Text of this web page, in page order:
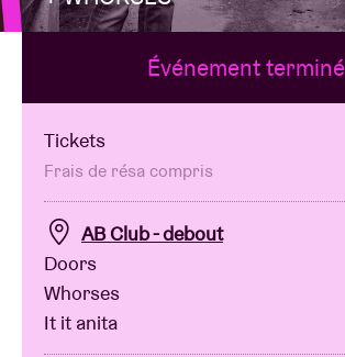
Location de salles
BRDCST
ABtv
Chèque-concert
À propos de l'AB
Événement terminé
Tickets
Frais de résa compris
AB Club - debout
Doors
Whorses
It it anita